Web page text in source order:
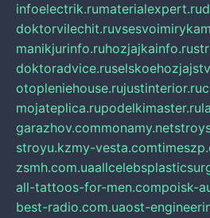
infoelectrik.rumaterialexpert.ru
doktorvilechit.ru
manikjurinfo.ruhozjajkainfo.ru
doktoradvice.ru
otopleniehouse.rujustinterior.ru
mojateplica.rupodelkimaster.ru
garazhov.commonamy.net
stroyu.kzmy-vesta.com
zsmh.com.ua
all-tattoos-for-men.compoisk-
best-radio.com.uaost-